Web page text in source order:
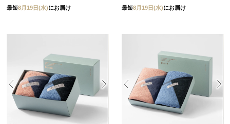
最短8月19日(水)にお届け 最短8月19日(水)にお届け